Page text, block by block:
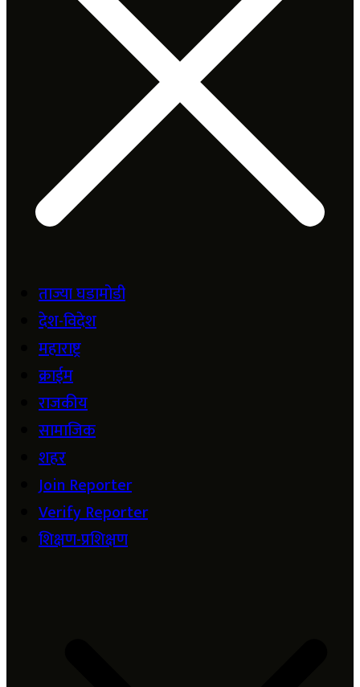
ताज्या घडामोडी
देश-विदेश
महाराष्ट्र
क्राईम
राजकीय
सामाजिक
शहर
Join Reporter
Verify Reporter
शिक्षण-प्रशिक्षण